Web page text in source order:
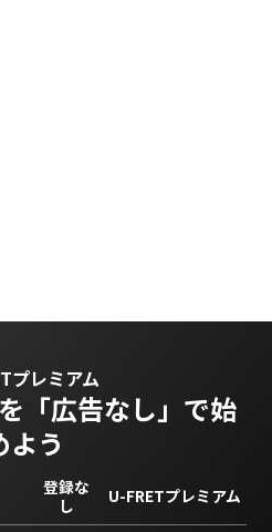
プレミアム
「広告なし」で始
よう
登録な
し
U-FRETプレミアム